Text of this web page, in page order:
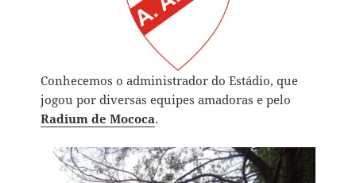
Conhecemos o administrador do Estádio, que
jogou por diversas equipes amadoras e pelo
Radium de Mococa.